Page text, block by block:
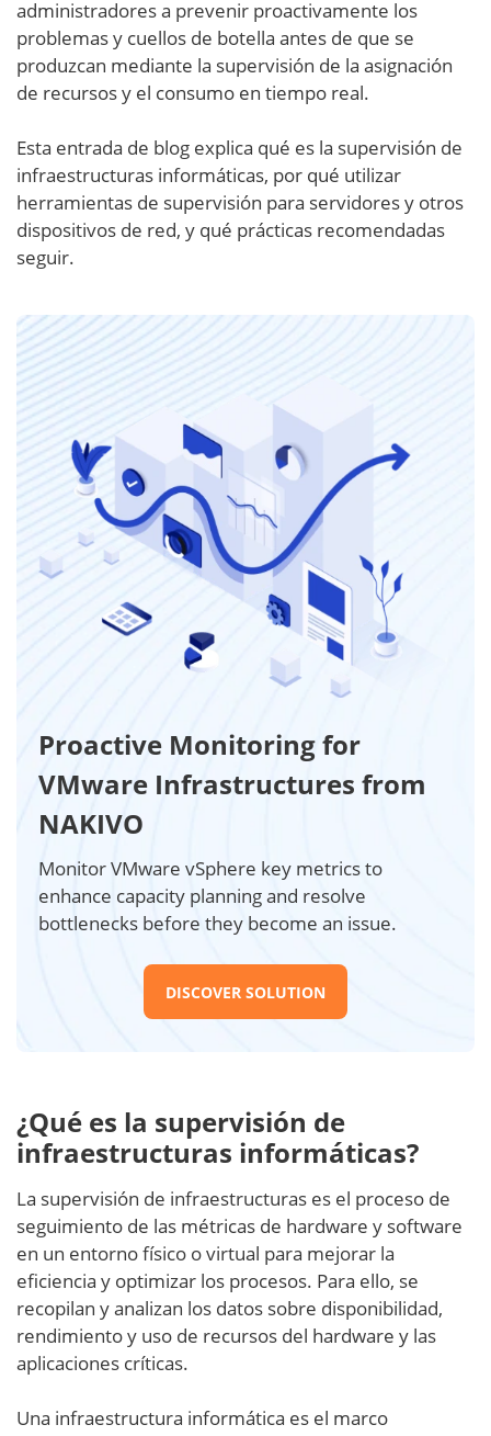
administradores a prevenir proactivamente los
problemas y cuellos de botella antes de que se
produzcan mediante la supervisión de la asignación
de recursos y el consumo en tiempo real.
Esta entrada de blog explica qué es la supervisión de
infraestructuras informáticas, por qué utilizar
herramientas de supervisión para servidores y otros
dispositivos de red, y qué prácticas recomendadas
seguir.
Proactive Monitoring for
VMware Infrastructures from
NAKIVO
Monitor VMware vSphere key metrics to
enhance capacity planning and resolve
bottlenecks before they become an issue.
DISCOVER SOLUTION
¿Qué es la supervisión de
infraestructuras informáticas?
La supervisión de infraestructuras es el proceso de
seguimiento de las métricas de hardware y software
en un entorno físico o virtual para mejorar la
eficiencia y optimizar los procesos. Para ello, se
recopilan y analizan los datos sobre disponibilidad,
rendimiento y uso de recursos del hardware y las
aplicaciones críticas.
Una infraestructura informática es el marco